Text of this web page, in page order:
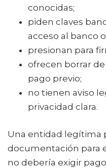
conocidas;
piden claves
acceso al banco
presionan para
ofrecen borrar de
pago previo;
no tienen aviso
privacidad clara.
Una entidad legítima
documentación para
no debería exigir